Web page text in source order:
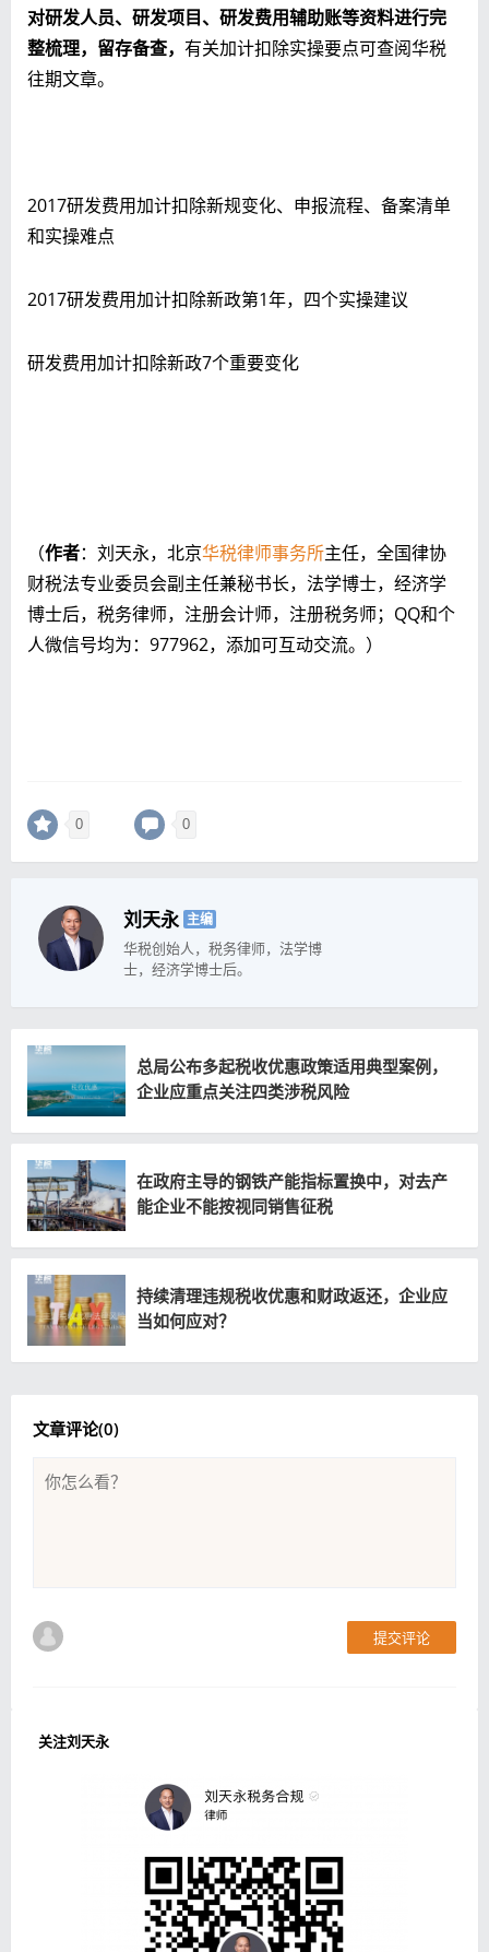
对研发人员、研发项目、研发费用辅助账等资料进行完
整梳理，留存备查， 有关加计扣除实操要点可查阅华税
往期文章。
2017研发费用加计扣除新规变化、申报流程、备案清单
和实操难点
2017研发费用加计扣除新政第1年，四个实操建议
研发费用加计扣除新政7个重要变化
（作者：刘天永，北京华税律师事务所主任，全国律协
财税法专业委员会副主任兼秘书长，法学博士，经济学
博士后，税务律师，注册会计师，注册税务师；QQ和个
人微信号均为：977962，添加可互动交流。）
0 0
刘天永 主编
华税创始人，税务律师，法学博
士，经济学博士后。
总局公布多起税收优惠政策适用典型案例，
企业应重点关注四类涉税风险
在政府主导的钢铁产能指标置换中，对去产
能企业不能按视同销售征税
持续清理违规税收优惠和财政返还，企业应
当如何应对？
文章评论(0)
提交评论
关注刘天永